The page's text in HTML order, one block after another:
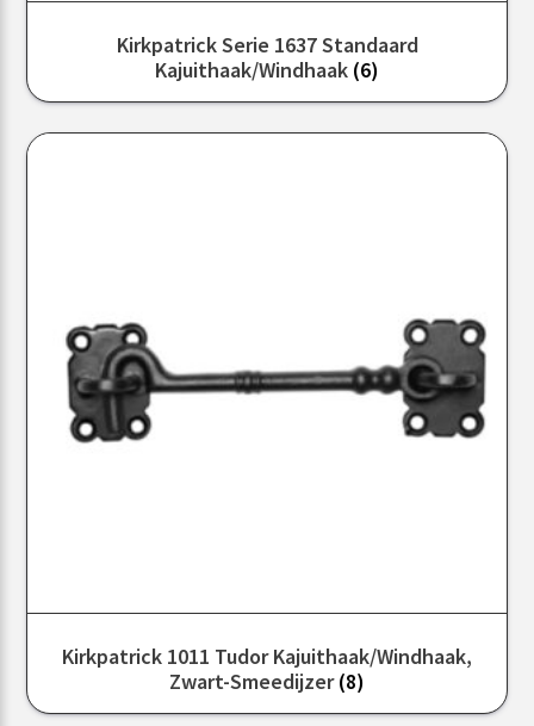
Kirkpatrick Serie 1637 Standaard
Kajuithaak/windhaak (6)
Kirkpatrick 1011 Tudor Kajuithaak/windhaak,
Zwart-Smeedijzer(8)